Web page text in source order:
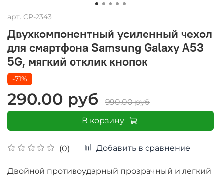
арт. CP-2343
Двухкомпонентный усиленный чехол
для смартфона Samsung Galaxy A53
5G, мягкий отклик кнопок
(0) Добавить в сравнение
-71%
290.00 руб
990.00 руб
В корзину
Двойной противоударный прозрачный и легкий